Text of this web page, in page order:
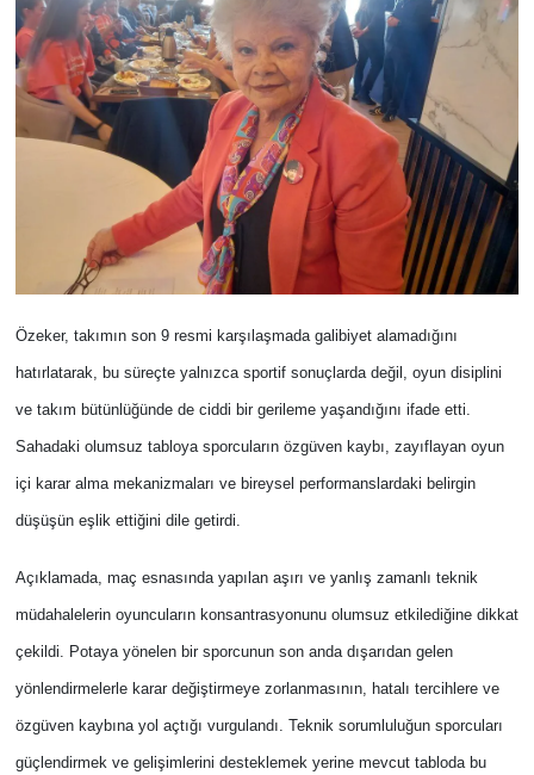
Özeker, takımın son 9 resmi karşılaşmada galibiyet alamadığını
hatırlatarak, bu süreçte yalnızca sportif sonuçlarda değil, oyun disiplini
ve takım bütünlüğünde de ciddi bir gerileme yaşandığını ifade etti.
Sahadaki olumsuz tabloya sporcuların özgüven kaybı, zayıflayan oyun
içi karar alma mekanizmaları ve bireysel performanslardaki belirgin
düşüşün eşlik ettiğini dile getirdi.
Açıklamada, maç esnasında yapılan aşırı ve yanlış zamanlı teknik
müdahalelerin oyuncuların konsantrasyonunu olumsuz etkilediğine dikkat
çekildi. Potaya yönelen bir sporcunun son anda dışarıdan gelen
yönlendirmelerle karar değiştirmeye zorlanmasının, hatalı tercihlere ve
özgüven kaybına yol açtığı vurgulandı. Teknik sorumluluğun sporcuları
güçlendirmek ve gelişimlerini desteklemek yerine mevcut tabloda bu